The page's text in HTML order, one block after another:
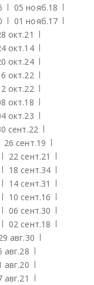
05 нояб.18
01 нояб.17
окт.21
окт.14
окт.24
окт.22
окт.22
окт.18
окт.23
сент.22
26 сент.19
22 сент.21
18 сент.34
14 сент.31
10 сент.16
06 сент.30
02 сент.18
авг.30
авг.28
авг.20
авг.21